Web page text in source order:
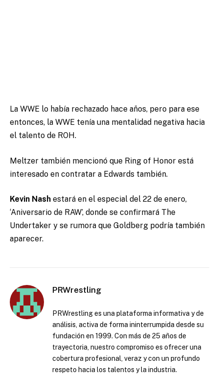
La WWE lo había rechazado hace años, pero para ese
entonces, la WWE tenía una mentalidad negativa hacia
el talento de ROH.
Meltzer también mencionó que Ring of Honor está
interesado en contratar a Edwards también.
Kevin Nash estará en el especial del 22 de enero,
‘Aniversario de RAW’, donde se confirmará The
Undertaker y se rumora que Goldberg podría también
aparecer.
PRWrestling
PRWrestling es una plataforma informativa y de
análisis, activa de forma ininterrumpida desde su
fundación en 1999. Con más de 25 años de
trayectoria, nuestro compromiso es ofrecer una
cobertura profesional, veraz y con un profundo
respeto hacia los talentos y la industria.